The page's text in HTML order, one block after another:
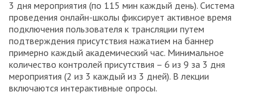
3 дня мероприятия (по 115 мин каждый день). Система
проведения онлайн-школы фиксирует активное время
подключения пользователя к трансляции путем
подтверждения присутствия нажатием на баннер
примерно каждый академический час. Минимальное
количество контролей присутствия – 6 из 9 за 3 дня
мероприятия (2 из 3 каждый из 3 дней). В лекции
включаются интерактивные опросы.